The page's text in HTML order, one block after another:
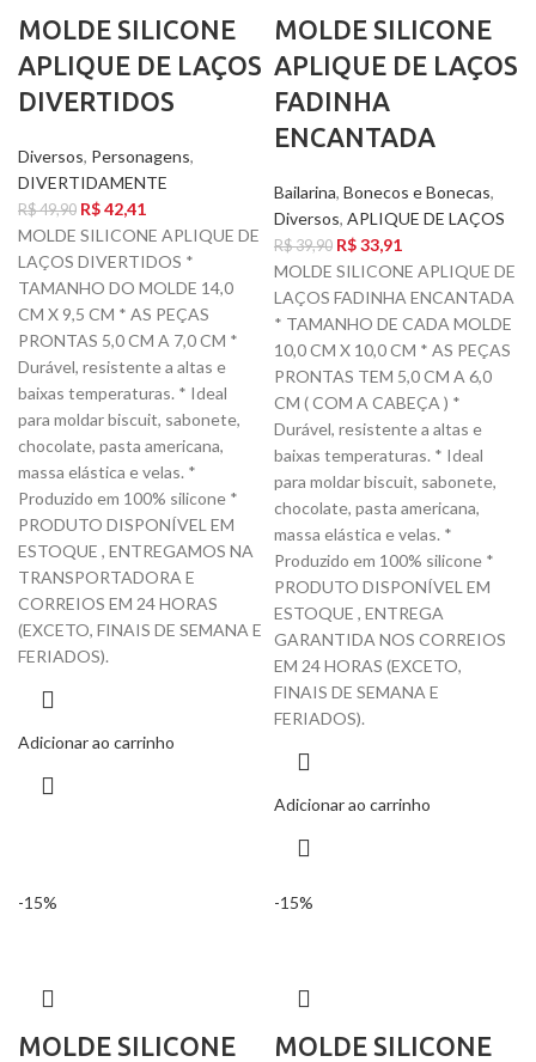
MOLDE SILICONE
APLIQUE DE LAÇOS
DIVERTIDOS
Diversos, Personagens,
DIVERTIDAMENTE
R$49,90 R$42,41
MOLDE SILICONE APLIQUE DE
LAÇOS DIVERTIDOS *
TAMANHO DO MOLDE 14,0
CM X 9,5 CM * AS PEÇAS
PRONTAS 5,0 CM A 7,0 CM *
Durável, resistente a altas e
baixas temperaturas. * Ideal
para moldar biscuit, sabonete,
chocolate, pasta americana,
massa elástica e velas. *
Produzido em 100% silicone *
PRODUTO DISPONÍVEL EM
ESTOQUE , ENTREGAMOS NA
TRANSPORTADORA E
CORREIOS EM 24 HORAS
(EXCETO, FINAIS DE SEMANA E
FERIADOS).
Adicionar ao carrinho
MOLDE SILICONE
APLIQUE DE LAÇOS
FADINHA
ENCANTADA
Bailarina, Bonecos e Bonecas,
Diversos, APLIQUE DE LAÇOS
R$39,90 R$33,91
MOLDE SILICONE APLIQUE DE
LAÇOS FADINHA ENCANTADA
* TAMANHO DE CADA MOLDE
10,0 CM X 10,0 CM * AS PEÇAS
PRONTAS TEM 5,0 CM A 6,0
CM ( COM A CABEÇA ) *
Durável, resistente a altas e
baixas temperaturas. * Ideal
para moldar biscuit, sabonete,
chocolate, pasta americana,
massa elástica e velas. *
Produzido em 100% silicone *
PRODUTO DISPONÍVEL EM
ESTOQUE , ENTREGA
GARANTIDA NOS CORREIOS
EM 24 HORAS (EXCETO,
FINAIS DE SEMANA E
FERIADOS).
Adicionar ao carrinho
-15%
MOLDE SILICONE
-15%
MOLDE SILICONE